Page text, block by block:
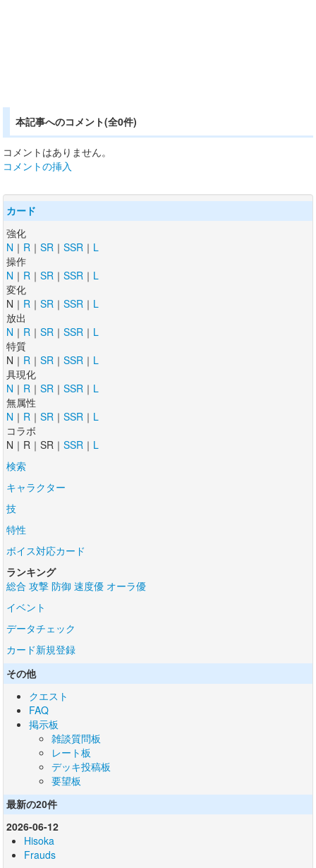
本記事へのコメント(全0件)
コメントはありません。
コメントの挿入
カード
強化
N ｜ R ｜ SR ｜ SSR ｜ L
操作
N ｜ R ｜ SR ｜ SSR ｜ L
変化
N｜ R ｜ SR ｜ SSR ｜ L
放出
N ｜ R ｜ SR ｜ SSR ｜ L
特質
N｜ R ｜ SR ｜ SSR ｜ L
具現化
N ｜ R ｜ SR ｜ SSR ｜ L
無属性
N ｜ R ｜ SR ｜ SSR ｜ L
コラボ
N｜R｜SR｜ SSR ｜ L
検索
キャラクター
技
特性
ボイス対応カード
ランキング
総合 攻撃 防御 速度優 オーラ優
イベント
データチェック
カード新規登録
その他
クエスト
FAQ
掲示板
雑談質問板
レート板
デッキ投稿板
要望板
最新の20件
2026-06-12
Hisoka
Frauds